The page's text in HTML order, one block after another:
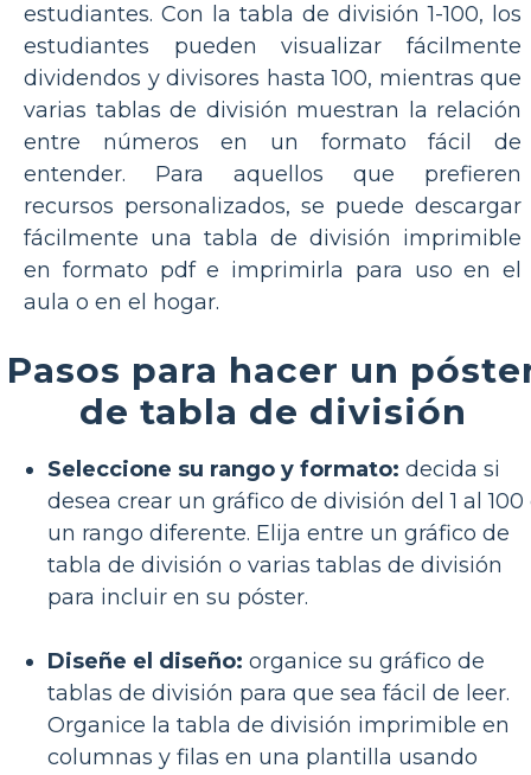
estudiantes. Con la tabla de división 1-100, los
estudiantes pueden visualizar fácilmente
dividendos y divisores hasta 100, mientras que
varias tablas de división muestran la relación
entre números en un formato fácil de
entender. Para aquellos que prefieren
recursos personalizados, se puede descargar
fácilmente una tabla de división imprimible
en formato pdf e imprimirla para uso en el
aula o en el hogar.
Pasos para hacer un
de tabla de división
Seleccione su rango y formato: decida si
desea crear un gráfico de división del 1 al 100
un rango diferente. Elija entre un gráfico de
tabla de división o varias tablas de división
para incluir en su póster.
Diseñe el diseño: organice su gráfico de
tablas de división para que sea fácil de leer.
Organice la tabla de división imprimible en
columnas y filas en una plantilla usando